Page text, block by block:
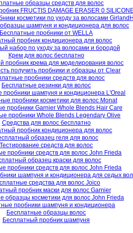
образцы средств для волос
FRUCTIS DAMAGE ERASER 0
косметики по уходу за волосами
шампуня и кондиционера для волос
Бесплатные пробники от WELLA
пробник кондиционера для волос
набор по уходу за волосами и бородой
Крем для волос бесплатно
пробник крема для моделирования волос
получить пробники и образцы от Clear
пробники средств для волос
Бесплатные резинки для волос
пробники шампуня и кондиционера L'Oreal
пробники косметики для волос Monat
пробники Garnier Whole Blends Hair Care
пробники Whole Blends Legendary Olive
Средства для волос бесплатно
пробник кондиционера для волос
образец геля для волос
Тестирование средств для волос
пробники средств для волос John Frieda
образец краски для волос
пробники средств для волос John Frieda
шампуня и кондиционера для седых
средства для волос Joico
пробник маски для волос Garnier
образцы косметики для волос John Frieda
пробники шампуня и кондиционера
Бесплатные образцы волос
Бесплатный пробник шампуня